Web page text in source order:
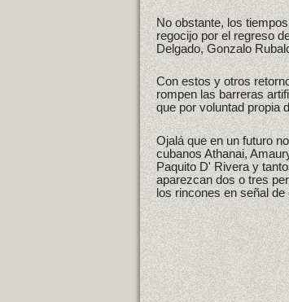
No obstante, los
regocijo por el regreso
Delgado, Gonzalo
Con estos y otros
rompen las barreras
que por voluntad propia
Ojalá que en un futuro
cubanos Athanai,
Paquito D' Rivera y
aparezcan dos o tres
los rincones en señal